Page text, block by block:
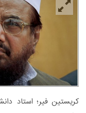
کریستین فیر؛ استاد